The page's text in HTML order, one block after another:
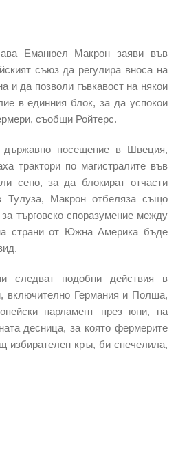
Еманюел Макрон заяви във
съюз да регулира вноса на
и да позволи гъвкавост на някои
в единния блок, за да успокои
съобщи Ройтерс.
държавно посещение в Швеция,
трактори по магистралите във
сено, за да блокират отчасти
Тулуза, Макрон отбеляза също
търговско споразумение между
страни от Южна Америка бъде
следват подобни действия в
включително Германия и Полша,
парламент през юни, на
десница, за която фермерите
избирателен кръг, би спечелила,